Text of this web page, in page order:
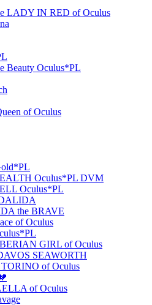
LADY IN RED of Oculus
Beauty Oculus*PL
of Oculus
Oculus*PL DVM
Oculus*PL
the BRAVE
of Oculus
GIRL of Oculus
SEAWORTH
of Oculus
of Oculus